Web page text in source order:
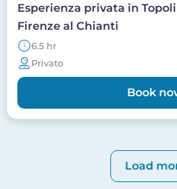
Esperienza privata in
Firenze al Chianti
6.5 hr
Privato
Book
Paginazione Load